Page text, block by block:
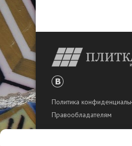
Политика
Правообладателям